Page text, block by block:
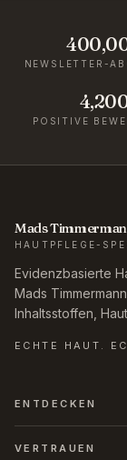
NEWSLETTER-
POSITIVE
Mads
HAUTPFLEGE-
Evidenzbasierte
Mads
Inhaltsstoffen,
ECHTE HAUT.
ENTDECKEN
VERTRAUEN